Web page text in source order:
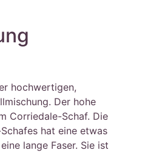
hochwertigen,
Der hohe
Corriedale-Schaf. Die
hat eine etwas
lange Faser. Sie ist